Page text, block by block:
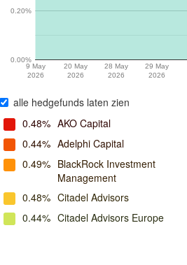
9 May
2026
20 May
2026
28 May
2026
29 May
2026
0.00%
0.20%
alle hedgefunds laten zien
0.48% AKO Capital
0.44% Adelphi Capital
0.49% BlackRock Investment
Management
0.48% Citadel Advisors
0.44% Citadel Advisors Europe